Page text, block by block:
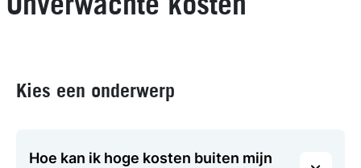
Onverwachte kosten
Kies een onderwerp
Hoe kan ik hoge kosten buiten mijn